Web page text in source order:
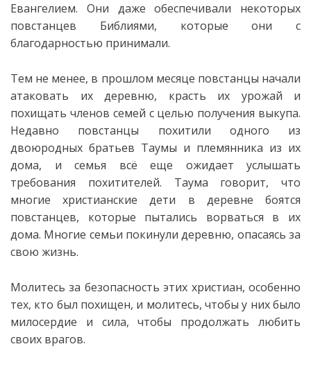
Евангелием. Они даже обеспечивали некоторых
повстанцев Библиями, которые они с
благодарностью принимали.
Тем не менее, в прошлом месяце повстанцы начали
атаковать их деревню, красть их урожай и
похищать членов семей с целью получения выкупа.
Недавно повстанцы похитили одного из
двоюродных братьев Таумы и племянника из их
дома, и семья всё еще ожидает услышать
требования похитителей. Таума говорит, что
многие христианские дети в деревне боятся
повстанцев, которые пытались ворваться в их
дома. Многие семьи покинули деревню, опасаясь за
свою жизнь.
Молитесь за безопасность этих христиан, особенно
тех, кто был похищен, и молитесь, чтобы у них было
милосердие и сила, чтобы продолжать любить
своих врагов.